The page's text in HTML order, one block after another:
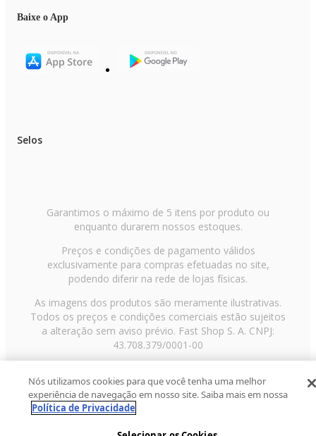
Baixe o App
Selos
Garantimos o máximo de 5 itens por produto ou
enquanto durarem nossos estoques.
Preços e condições de pagamento válidos
exclusivamente para compras efetuadas no site,
podendo diferir na rede de lojas físicas.
As imagens dos produtos são meramente ilustrativas.
Todos os preços e condições comerciais estão sujeitos
a alteração sem aviso prévio. Fast Shop S. A. CNPJ:
43.708.379/0001-00
Paulo/SP, CEP 02029-001, Telefone: 11 3003-3728 ©
2013 Fast Shop - Todos os direitos reservadosRF
Nós utilizamos cookies para que você tenha uma melhor
experiência de navegação em nosso site. Saiba mais em nossa
Política de Privacidade